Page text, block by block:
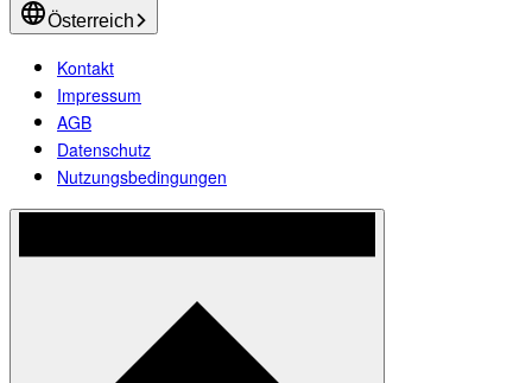
Österreich
Kontakt
Impressum
AGB
Datenschutz
Nutzungsbedingungen